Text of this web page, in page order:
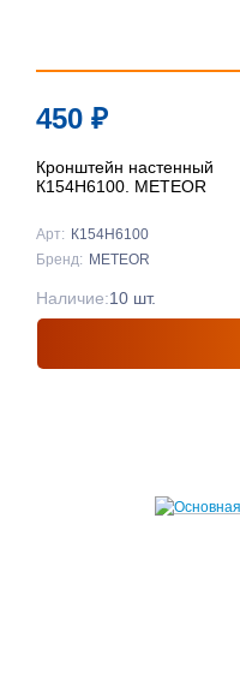
450 ₽
Кронштейн настенный
К154Н6100. METEOR
Арт: К154Н6100
Бренд: METEOR
Наличие:10 шт.